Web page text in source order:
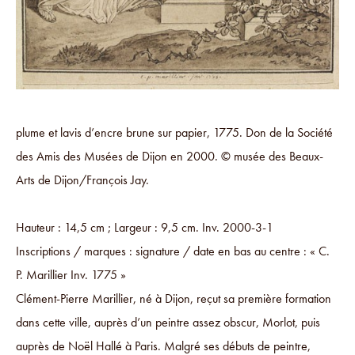
plume et lavis d’encre brune sur papier, 1775. Don de la Société
des Amis des Musées de Dijon en 2000. © musée des Beaux-
Arts de Dijon/François Jay.
Hauteur : 14,5 cm ; Largeur : 9,5 cm. Inv. 2000-3-1
Inscriptions / marques : signature / date en bas au centre : « C.
P. Marillier Inv. 1775 »
Clément-Pierre Marillier, né à Dijon, reçut sa première formation
dans cette ville, auprès d’un peintre assez obscur, Morlot, puis
auprès de Noël Hallé à Paris. Malgré ses débuts de peintre,